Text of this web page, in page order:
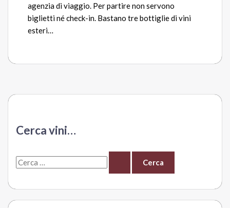
agenzia di viaggio. Per partire non servono
biglietti né check-in. Bastano tre bottiglie di vini
esteri…
Cerca vini…
C
r